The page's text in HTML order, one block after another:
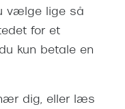
vælge lige så
for et
kun betale en
dig, eller læs